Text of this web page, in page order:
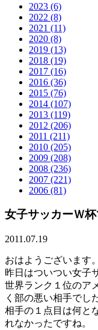
2023 (6)
2022 (8)
2021 (11)
2020 (8)
2019 (13)
2018 (19)
2017 (16)
2016 (36)
2015 (76)
2014 (107)
2013 (119)
2012 (206)
2011 (211)
2010 (205)
2009 (208)
2008 (236)
2007 (221)
2006 (81)
女子サッカーＷ
2011.07.19
おはようございます。
昨日はついつい女子
世界ランク１位のア
く部の悪い相手でし
相手の１点目は何と
れなかったですね。